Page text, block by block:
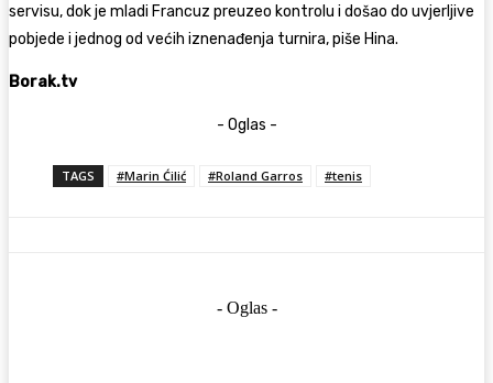
servisu, dok je mladi Francuz preuzeo kontrolu i došao do uvjerljive
pobjede i jednog od većih iznenađenja turnira, piše Hina.
Borak.tv
- Oglas -
TAGS #Marin Ćilić #Roland Garros #tenis
- Oglas -